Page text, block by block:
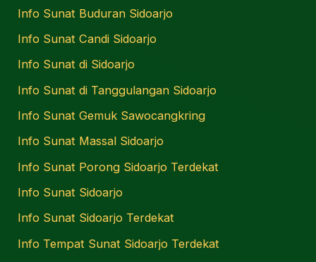
Info Sunat Buduran Sidoarjo
Info Sunat Candi Sidoarjo
Info Sunat di Sidoarjo
Info Sunat di Tanggulangan Sidoarjo
Info Sunat Gemuk Sawocangkring
Info Sunat Massal Sidoarjo
Info Sunat Porong Sidoarjo Terdekat
Info Sunat Sidoarjo
Info Sunat Sidoarjo Terdekat
Info Tempat Sunat Sidoarjo Terdekat